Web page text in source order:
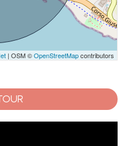
| OSM ©OpenStreetMapcontributors